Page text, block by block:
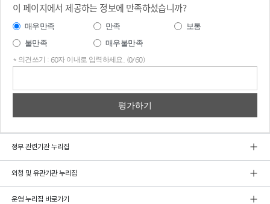
이 페이지에서 제공하는 정보에 만족하셨습니까?
매우만족 만족
보통
불만족
매우불만족
* 의견쓰기 : 60자 이내로 입력하세요. (0/60)
정부 관련기관 누리집
외청 및 유관기관 누리집
운영 누리집 바로가기